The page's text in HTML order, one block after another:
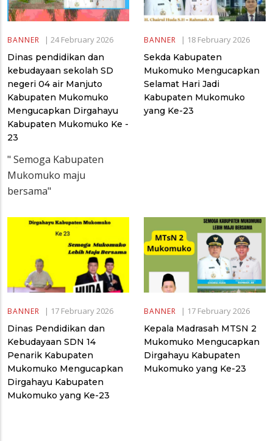
BANNER | 24 February 2026
Dinas pendidikan dan
kebudayaan sekolah SD
negeri 04 air Manjuto
Kabupaten Mukomuko
Mengucapkan Dirgahayu
Kabupaten Mukomuko Ke -
23
" Semoga Kabupaten
Mukomuko maju
bersama"
BANNER | 18 February 2026
Sekda Kabupaten
Mukomuko Mengucapkan
Selamat Hari Jadi
Kabupaten Mukomuko
yang Ke-23
BANNER | 17 February 2026
Dinas Pendidikan dan
Kebudayaan SDN 14
Penarik Kabupaten
Mukomuko Mengucapkan
Dirgahayu Kabupaten
Mukomuko yang Ke-23
BANNER | 17 February 2026
Kepala Madrasah MTSN 2
Mukomuko Mengucapkan
Dirgahayu Kabupaten
Mukomuko yang Ke-23